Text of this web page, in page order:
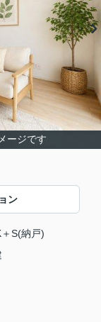
ージです
ン
S(納戸)